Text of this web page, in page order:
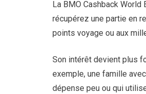
La BMO Cashback
récupérez une partie en
points voyage ou aux
Son intérêt devient plus
exemple, une famille
dépense peu ou qui